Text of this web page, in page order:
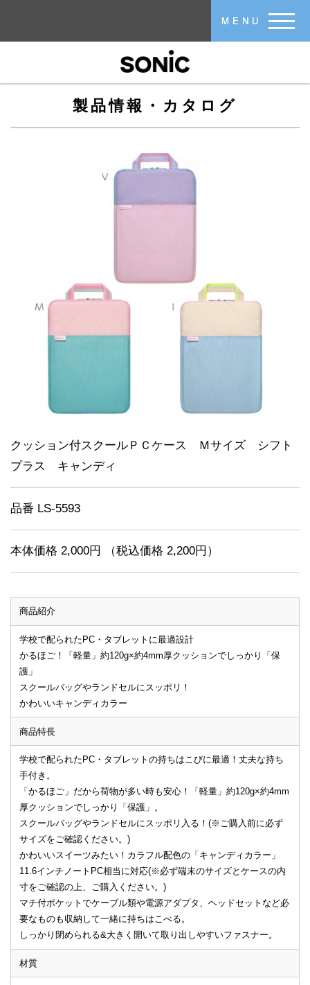
MENU
製品情報・カタログ
クッション付スクールＰＣケース Ｍサイズ シフト
プラス キャンディ
品番 LS-5593
本体価格 2,000円 （税込価格 2,200円）
商品紹介
学校で配られたPC・タブレットに最適設計
かるほご！「軽量」約120g×約4mm厚クッションでしっかり「保
護」
スクールバッグやランドセルにスッポリ！
かわいいキャンディカラー
商品特長
学校で配られたPC・タブレットの持ちはこびに最適！丈夫な持ち
手付き。
「かるほご」だから荷物が多い時も安心！「軽量」約120g×約4mm
厚クッションでしっかり「保護」。
スクールバッグやランドセルにスッポリ入る！(※ご購入前に必ず
サイズをご確認ください。)
かわいいスイーツみたい！カラフル配色の「キャンディカラー」
11.6インチノートPC相当に対応(※必ず端末のサイズとケースの内
寸をご確認の上、ご購入ください。)
マチ付ポケットでケーブル類や電源アダプタ、ヘッドセットなど必
要なものも収納して一緒に持ちはこべる。
しっかり閉められる&大きく開いて取り出しやすいファスナー。
材質